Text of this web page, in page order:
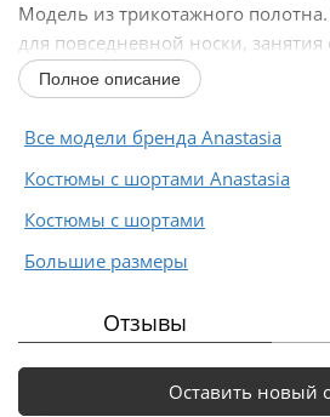
Модель из трикотажного
для повседневной носки, занятия
Полное описание
Все модели бренда Anastasia
Костюмы с шортами Anastasia
Костюмы с шортами
Большие размеры
Отзывы
Оставить новый